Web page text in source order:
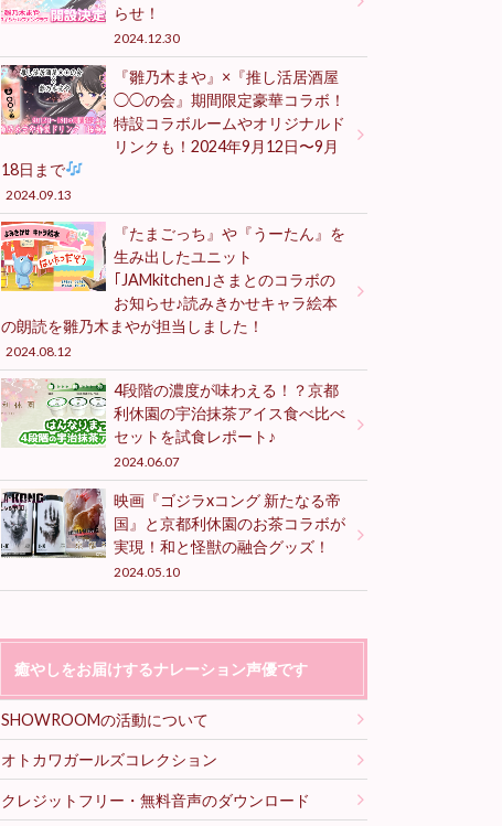
らせ！
2024.12.30
『雛乃木まや』×『推し活居酒屋
◯◯の会』期間限定豪華コラボ！
特設コラボルームやオリジナルド
リンクも！2024年9月12日〜9月
18日まで
2024.09.13
『たまごっち』や『うーたん』を
生み出したユニット
｢JAMkitchen｣さまとのコラボの
お知らせ♪読みきかせキャラ絵本
の朗読を雛乃木まやが担当しました！
2024.08.12
4段階の濃度が味わえる！？京都
利休園の宇治抹茶アイス食べ比べ
セットを試食レポート♪
2024.06.07
映画『ゴジラxコング 新たなる帝
国』と京都利休園のお茶コラボが
実現！和と怪獣の融合グッズ！
2024.05.10
癒やしをお届けするナレーション声優です
SHOWROOMの活動について
オトカワガールズコレクション
クレジットフリー・無料音声のダウンロード